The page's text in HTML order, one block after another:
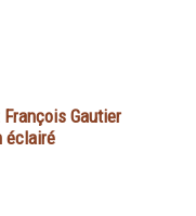
Gautier
éclairé